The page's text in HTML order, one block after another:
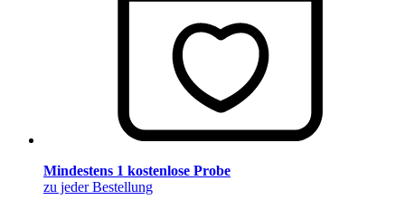
Mindestens 1 kostenlose Probe
zu jeder Bestellung